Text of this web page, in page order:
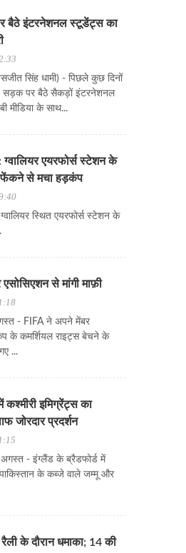
बैठे इंटरनेशनल स्टूडेंट्स का
सिंह धामी) - पिछले कुछ दिनों
सड़क पर बैठे सैकड़ों इंटरनेशनल
मीडिया के साथ...
एयरफोर्स स्टेशन के
फेंकने से मचा हड़कंप
स्थित एयरफोर्स स्टेशन के
से मांगी माफ़ी
- FIFA ने अपने मेंबर
के कमर्शियल राइट्स बेचने के
...
कश्मीरी इमिग्रेंट्स का
जोरदार प्रदर्शन
अगस्त - इंग्लैंड के ब्रैडफोर्ड में
के कब्जे वाले जम्मू और
रैली के दौरान धमाका; 14 की